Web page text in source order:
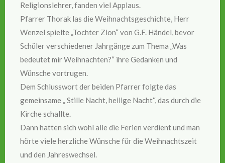
Religionslehrer, fanden viel Applaus.
Pfarrer Thorak las die Weihnachtsgeschichte, Herr
Wenzel spielte „Tochter Zion“ von G.F. Händel, bevor
Schüler verschiedener Jahrgänge zum Thema „Was
bedeutet mir Weihnachten?“ ihre Gedanken und
Wünsche vortrugen.
Dem Schlusswort der beiden Pfarrer folgte das
gemeinsame „ Stille Nacht, heilige Nacht“, das durch die
Kirche schallte.
Dann hatten sich wohl alle die Ferien verdient und man
hörte viele herzliche Wünsche für die Weihnachtszeit
und den Jahreswechsel.